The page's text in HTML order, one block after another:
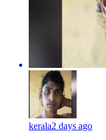
kerala2 days ago